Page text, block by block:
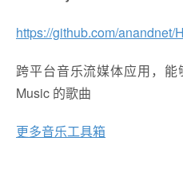
https://github.com/anandnet/
跨平台音乐流媒体应用，能
Music 的歌曲
更多音乐工具箱